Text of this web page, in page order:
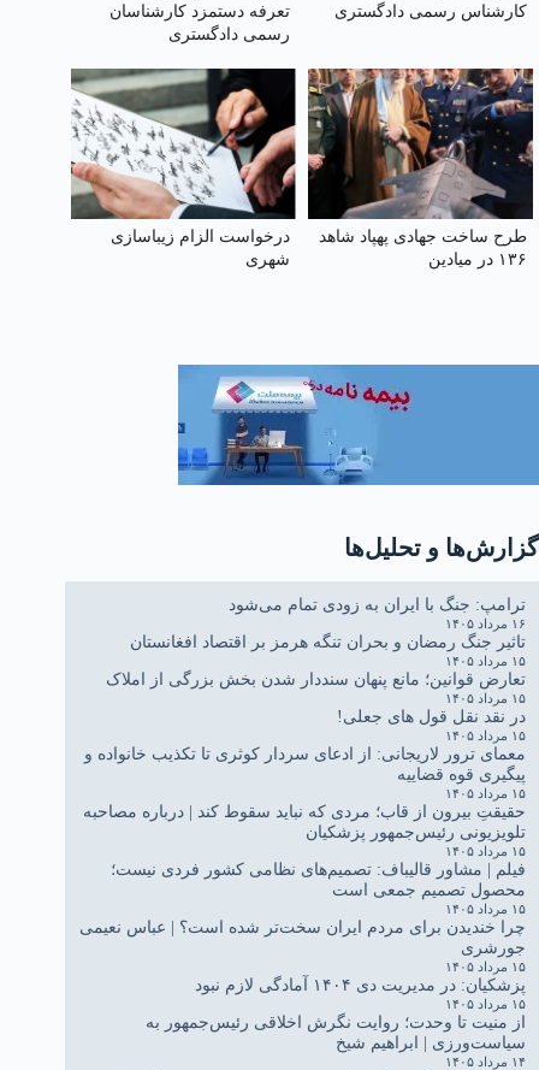
کارشناس رسمی دادگستری
تعرفه دستمزد کارشناسان
رسمی دادگستری
طرح ساخت جهادی پهپاد شاهد
۱۳۶ در میادین
درخواست الزام زیبا‌سازی
شهری
گزارش‌ها و تحلیل‌ها
ترامپ: جنگ با ایران به زودی تمام می‌شود
۱۶ مرداد ۱۴۰۵
تاثیر جنگ رمضان و بحران تنگه هرمز بر اقتصاد افغانستان
۱۵ مرداد ۱۴۰۵
تعارض قوانین؛ مانع پنهان سنددار شدن بخش بزرگی از املاک
۱۵ مرداد ۱۴۰۵
در نقد نقل قول های جعلی!
۱۵ مرداد ۱۴۰۵
معمای ترور لاریجانی: از ادعای سردار کوثری تا تکذیب خانواده و
پیگیری قوه قضاییه
۱۵ مرداد ۱۴۰۵
حقیقتِ بیرون از قاب؛ مردی که نباید سقوط کند | درباره مصاحبه
تلویزیونی رئیس‌جمهور پزشکیان
۱۵ مرداد ۱۴۰۵
فیلم | مشاور قالیباف: تصمیم‌های نظامی کشور فردی نیست؛
محصول تصمیم جمعی است
۱۵ مرداد ۱۴۰۵
چرا خندیدن برای مردم ایران سخت‌تر شده است؟ | عباس نعیمی
جورشری
۱۵ مرداد ۱۴۰۵
پزشکیان: در مدیریت دی ۱۴۰۴ آمادگی لازم نبود
۱۵ مرداد ۱۴۰۵
از منیت تا وحدت؛ روایت نگرش اخلاقی رئیس‌جمهور به
سیاست‌ورزی | ابراهیم شیخ
۱۴ مرداد ۱۴۰۵